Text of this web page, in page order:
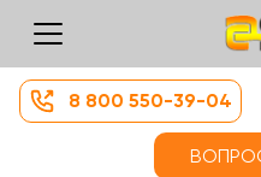
8 800 550-39-04